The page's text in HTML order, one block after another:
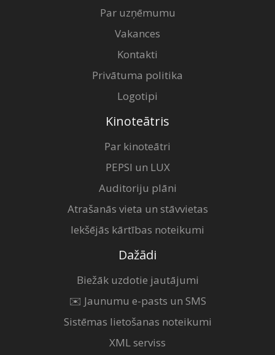
Par uzņēmumu
Vakances
Kontakti
Privātuma politika
Logotipi
Kinoteātris
Par kinoteātri
PEPSI un LUX
Auditoriju plāni
Atrašanās vieta un stāvvietas
Iekšējās kārtības noteikumi
Dažādi
Biežāk uzdotie jautājumi
✉️ Jaunumu e-pasts un SMS
Sistēmas lietošanas noteikumi
XML serviss